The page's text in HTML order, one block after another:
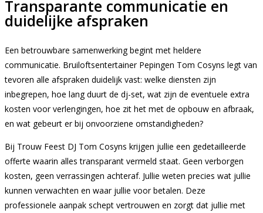
Transparante communicatie en
duidelijke afspraken
Een betrouwbare samenwerking begint met heldere
communicatie. Bruiloftsentertainer Pepingen Tom Cosyns legt van
tevoren alle afspraken duidelijk vast: welke diensten zijn
inbegrepen, hoe lang duurt de dj-set, wat zijn de eventuele extra
kosten voor verlengingen, hoe zit het met de opbouw en afbraak,
en wat gebeurt er bij onvoorziene omstandigheden?
Bij Trouw Feest DJ Tom Cosyns krijgen jullie een gedetailleerde
offerte waarin alles transparant vermeld staat. Geen verborgen
kosten, geen verrassingen achteraf. Jullie weten precies wat jullie
kunnen verwachten en waar jullie voor betalen. Deze
professionele aanpak schept vertrouwen en zorgt dat jullie met